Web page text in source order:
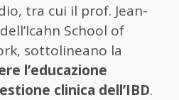
tra cui il prof. Jean-
School of
sottolineano la
l’educazione
clinica dell’IBD.